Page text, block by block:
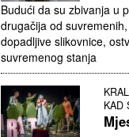
Budući da su zbivanja u
drugačija od
dopadljive slikovnice,
suvremenog stanja
KAD